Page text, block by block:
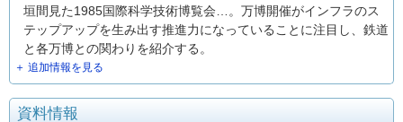
垣間見た1985国際科学技術博覧会…。万博開催がインフラのス
テップアップを生み出す推進力になっていることに注目し、鉄道
と各万博との関わりを紹介する。
＋ 追加情報を見る
資料情報